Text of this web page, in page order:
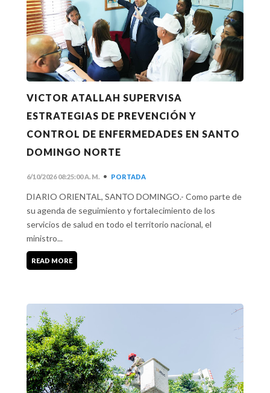
VICTOR ATALLAH SUPERVISA
ESTRATEGIAS DE PREVENCIÓN Y
CONTROL DE ENFERMEDADES EN SANTO
DOMINGO NORTE
6/10/2026 08:25:00 A. M. • PORTADA
DIARIO ORIENTAL, SANTO DOMINGO.- Como parte de
su agenda de seguimiento y fortalecimiento de los
servicios de salud en todo el territorio nacional, el
ministro...
READ MORE